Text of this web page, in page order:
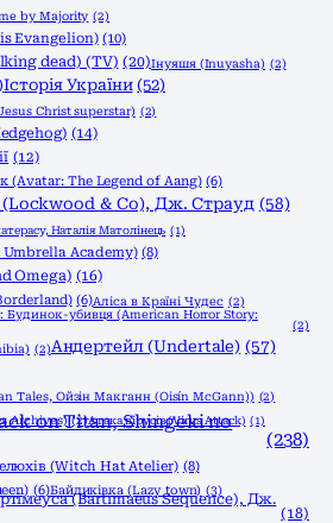
by Majority (2)
Evangelion) (10)
dead) (TV) (20)Інуяшя (Inuyasha) (2)
Історія України (52)
Christ superstar) (2)
(14)
(12)
(Avatar: The Legend of Aang) (6)
(Lockwood & Co), Дж. Страуд (58)
Наталія Матолінець (1)
Academy) (8)
Omega) (16)
(6)Аліса в Країні Чудес (2)
Будинок-убивця (American Horror Story:
(2)
(2)Андертейл (Undertale) (57)
Tales, Ойзін Макганн (Oisín McGann)) (2)
Archives) (2)Атака вірусів (Virus Attack) (1)
on Titan, Shingeki no
(238)
(Witch Hat Atelier) (8)
(6)Байдиківка (Lazy town) (3)
(Bartimaeus Sequence), Дж.
(18)